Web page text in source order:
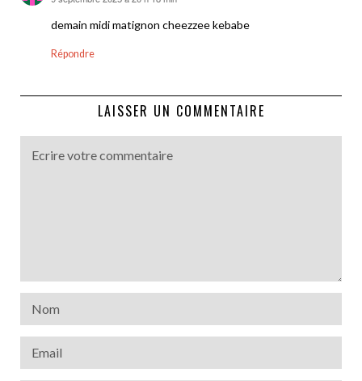
demain midi matignon cheezzee kebabe
Répondre
LAISSER UN COMMENTAIRE